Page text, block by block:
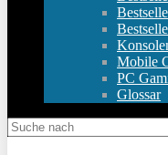
Mobile
PC
Glossar